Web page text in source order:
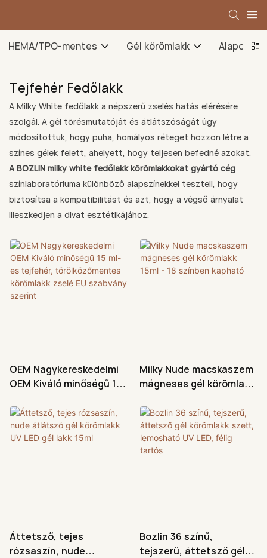
HEMA/TPO-mentes Gél körömlakk Alapozó
Tejfehér Fedőlakk
A Milky White fedőlakk a népszerű zselés hatás elérésére
szolgál. A gél törésmutatóját és átlátszóságát úgy
módosítottuk, hogy puha, homályos réteget hozzon létre a
színes gélek felett, ahelyett, hogy teljesen befedné azokat.
A BOZLIN milky white fedőlakk körömlakkokat gyártó cég
színlaboratóriuma különböző alapszínekkel teszteli, hogy
biztosítsa a kompatibilitást és azt, hogy a végső árnyalat
illeszkedjen a divat esztétikájához.
OEM Nagykereskedelmi
OEM Kiváló minőségű 15
törölközőmentes
körömlakk zselé EU
szabvány szerint
Milky Nude macskaszem
mágneses gél körömlakk
kapható
Áttetsző, tejes
rózsaszín, nude
Bozlin 36 színű,
tejszerű, áttetsző gél